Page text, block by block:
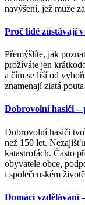
navýšení, jež může
Proč lidé zůstávají
Přemýšlíte, jak
prožíváte jen
a čím se liší od
znamenají zlatá
Dobrovolní hasiči –
Dobrovolní hasiči
než 150 let.
katastrofách. Často
obyvatele obce,
i společenském
Domácí vzdělávání